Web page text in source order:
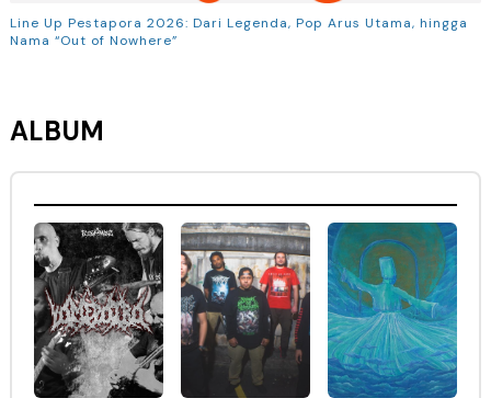
Line Up Pestapora 2026: Dari Legenda, Pop Arus Utama, hingga
Nama “Out of Nowhere”
ALBUM